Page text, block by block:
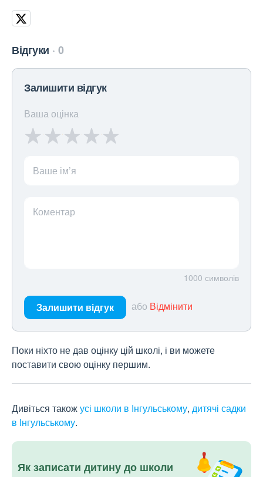
Відгуки 0
Залишити відгук
Ваша оцінка
Ваше ім’я
Коментар
1000 символів
Залишити відгук або Відмінити
Поки ніхто не дав оцінку цій школі, і ви можете
поставити свою оцінку першим.
Дивіться такожусі школи в Інгульському, дитячі садки
в Інгульському.
Як записати дитину до школи